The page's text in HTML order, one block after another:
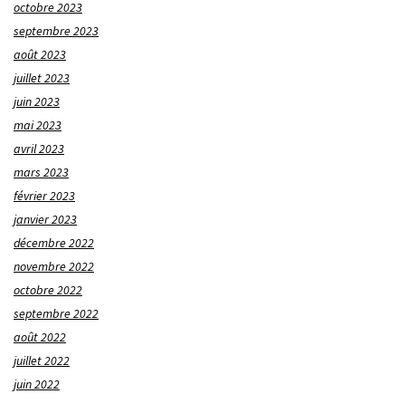
octobre 2023
septembre 2023
août 2023
juillet 2023
juin 2023
mai 2023
avril 2023
mars 2023
février 2023
janvier 2023
décembre 2022
novembre 2022
octobre 2022
septembre 2022
août 2022
juillet 2022
juin 2022